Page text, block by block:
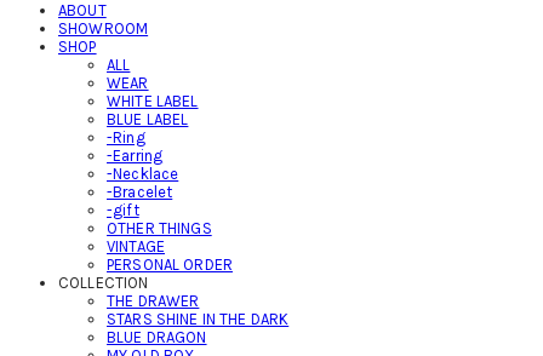
ABOUT
SHOWROOM
SHOP
ALL
WEAR
WHITE LABEL
BLUE LABEL
-Ring
-Earring
-Necklace
-Bracelet
-gift
OTHER THINGS
VINTAGE
PERSONAL ORDER
COLLECTION
THE DRAWER
STARS SHINE IN THE DARK
BLUE DRAGON